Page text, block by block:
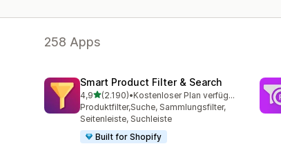
258 Apps
Smart Product Filter & Search
4,9von 5 Sternen
(2.190)
2190 Rezensionen insgesamt
•
Kostenloser Plan verfügbar
Produktfilter,Suche, Sammlungsfilter,
Seitenleiste, Suchleiste
Built for Shopify